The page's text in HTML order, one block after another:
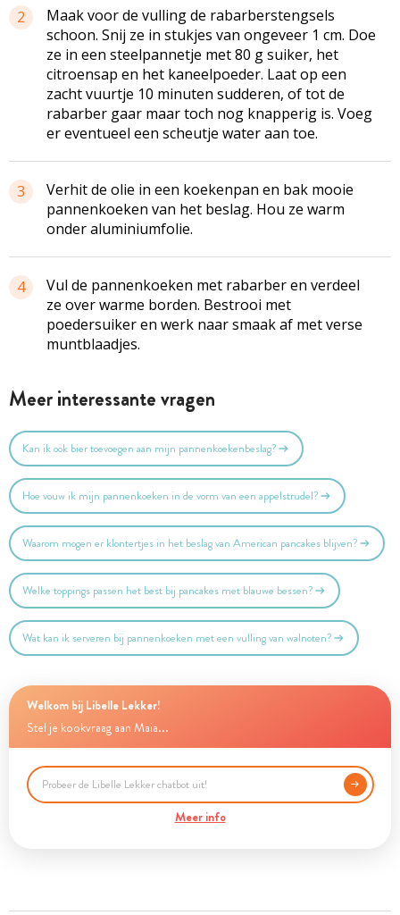
2 Maak voor de vulling de rabarberstengsels
schoon. Snij ze in stukjes van ongeveer 1 cm. Doe
ze in een steelpannetje met 80 g suiker, het
citroensap en het kaneelpoeder. Laat op een
zacht vuurtje 10 minuten sudderen, of tot de
rabarber gaar maar toch nog knapperig is. Voeg
er eventueel een scheutje water aan toe.
3
Verhit de olie in een koekenpan en bak mooie
pannenkoeken van het beslag. Hou ze warm
onder aluminiumfolie.
4
Vul de pannenkoeken met rabarber en verdeel
ze over warme borden. Bestrooi met
poedersuiker en werk naar smaak af met verse
muntblaadjes.
Meer interessante vragen
Kan ik ook bier toevoegen aan mijn pannenkoekenbeslag?
Hoe vouw ik mijn pannenkoeken in de vorm van een appelstrudel?
Waarom mogen er klontertjes in het beslag van American pancakes blijven?
Welke toppings passen het best bij pancakes met blauwe bessen?
Wat kan ik serveren bij pannenkoeken met een vulling van walnoten?
Welkom bij Libelle Lekker!
Stel je kookvraag aan Maia...
Meer info